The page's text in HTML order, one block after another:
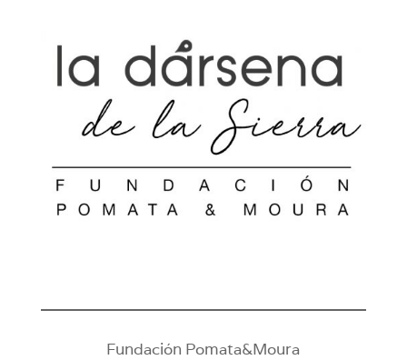
Fundación Pomata&Moura